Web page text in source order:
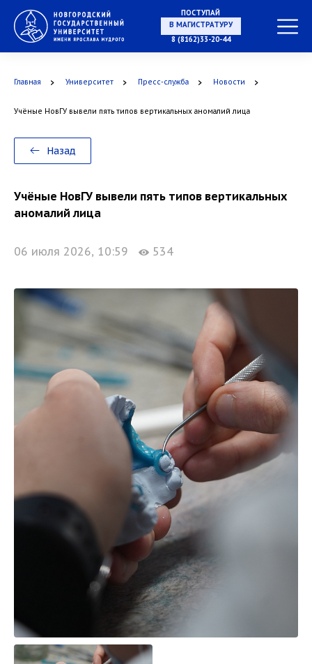
ПОСТУПАЙ
НА СПЕЦИАЛИТЕТ
В МАГИСТРАТУРУ
В АСПИРАНТУРУ
8 (8162)33-20-44
Главная Университет Пресс-служба Новости
Учёные НовГУ вывели пять типов вертикальных аномалий лица
Назад
Учёные НовГУ вывели пять типов вертикальных
аномалий лица
06 июля 2026, 10:59 534